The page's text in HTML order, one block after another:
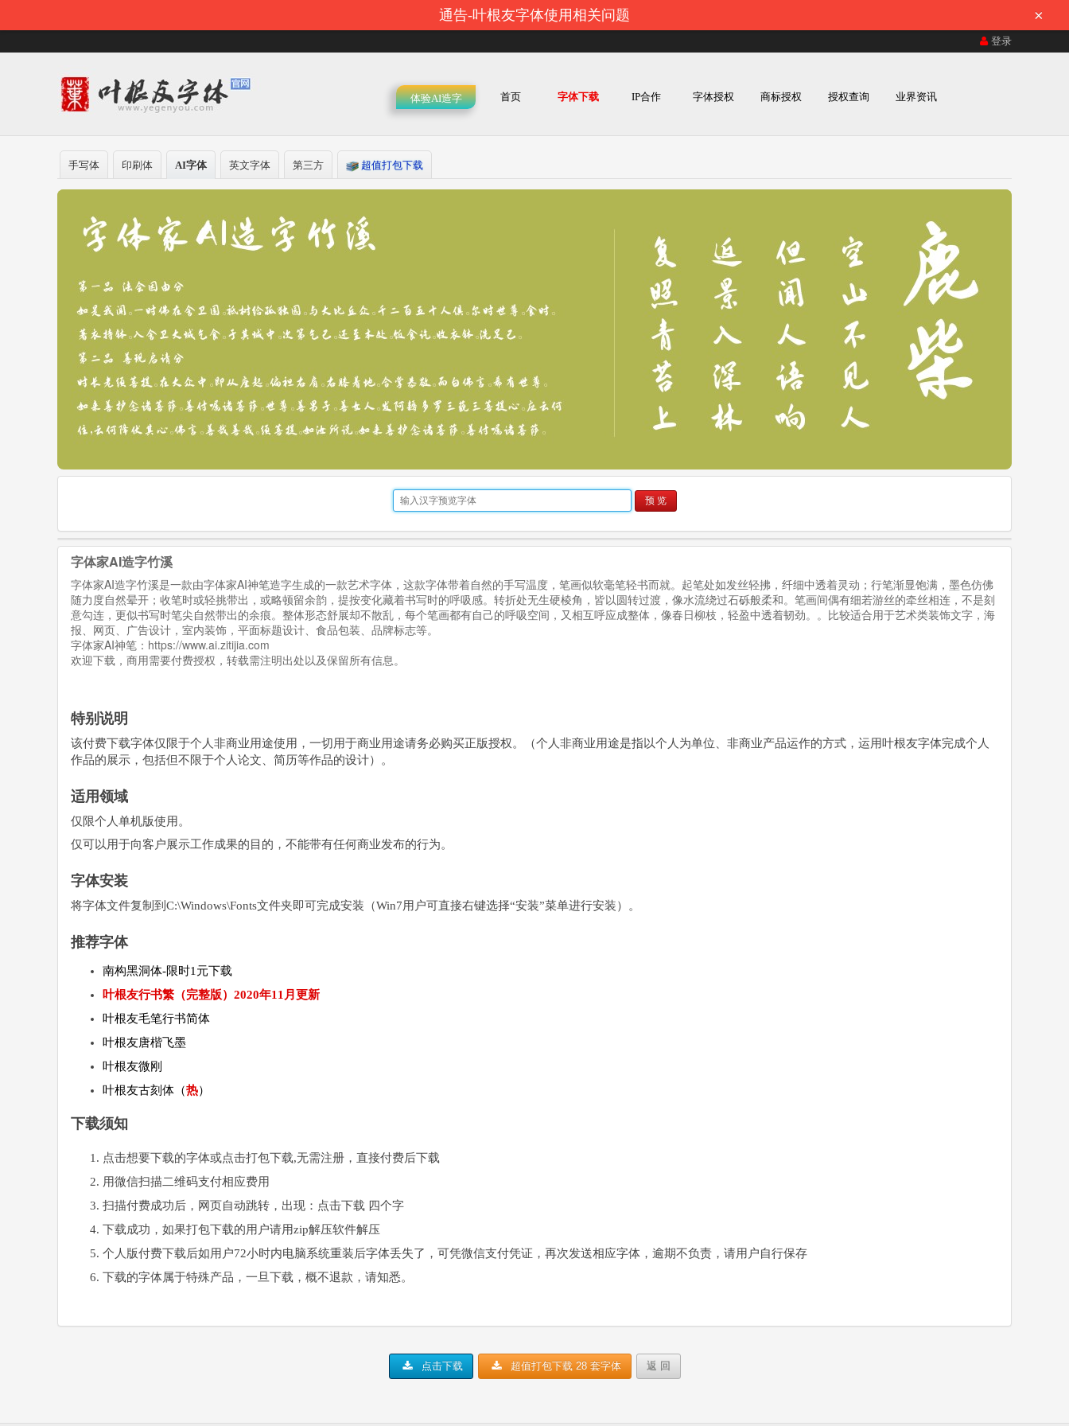
通告-叶根友字体使用相关问题 ×
登录
体验AI造字 首页 字体下载 IP合作 字体授权 商标授权 授权查询 业界资讯
手写体 印刷体 AI字体 英文字体 第三方 超值打包下载
预 览
字体家AI造字竹溪
字体家AI造字竹溪是一款由字体家AI神笔造字生成的一款艺术字体，这款字体带着自然的手写温度，笔画似软毫笔轻书而就。起笔处如发丝轻拂，纤细中透着灵动；行笔渐显饱满，墨色仿佛
随力度自然晕开；收笔时或轻挑带出，或略顿留余韵，提按变化藏着书写时的呼吸感。转折处无生硬棱角，皆以圆转过渡，像水流绕过石砾般柔和。笔画间偶有细若游丝的牵丝相连，不是刻
意勾连，更似书写时笔尖自然带出的余痕。整体形态舒展却不散乱，每个笔画都有自己的呼吸空间，又相互呼应成整体，像春日柳枝，轻盈中透着韧劲。。比较适合用于艺术类装饰文字，海
报、网页、广告设计，室内装饰，平面标题设计、食品包装、品牌标志等。
字体家AI神笔： https://www.ai.zitijia.com
欢迎下载，商用需要付费授权，转载需注明出处以及保留所有信息。
特别说明
该付费下载字体仅限于个人非商业用途使用，一切用于商业用途请务必购买正版授权。（个人非商业用途是指以个人为单位、非商业产品运作的方式，运用叶根友字体完成个人
作品的展示，包括但不限于个人论文、简历等作品的设计）。
适用领域
仅限个人单机版使用。
仅可以用于向客户展示工作成果的目的，不能带有任何商业发布的行为。
字体安装
将字体文件复制到C:\Windows\Fonts文件夹即可完成安装（Win7用户可直接右键选择“安装”菜单进行安装）。
推荐字体
南构黑洞体-限时1元下载
叶根友行书繁（完整版）2020年11月更新
叶根友毛笔行书简体
叶根友唐楷飞墨
叶根友微刚
叶根友古刻体（热）
下载须知
点击想要下载的字体或点击打包下载,无需注册，直接付费后下载
用微信扫描二维码支付相应费用
扫描付费成功后，网页自动跳转，出现：点击下载 四个字
下载成功，如果打包下载的用户请用zip解压软件解压
个人版付费下载后如用户72小时内电脑系统重装后字体丢失了，可凭微信支付凭证，再次发送相应字体，逾期不负责，请用户自行保存
下载的字体属于特殊产品，一旦下载，概不退款，请知悉。
点击下载 超值打包下载 28 套字体 返 回